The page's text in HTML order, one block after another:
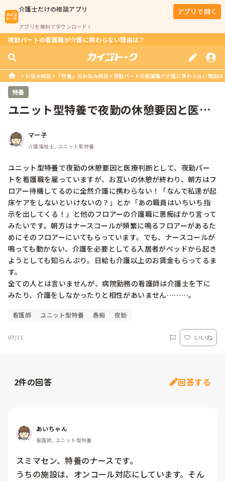
介護士だけの相談アプリ
アプリを無料でダウンロード！
アプリで開く
夜勤パートの看護職が介護に携わらない理由は？
お悩み相談 「特養」のお悩み相談 夜勤パートの看護職が介護に携わらない理由は
特養
ユニット型特養で夜勤の休憩要因と医療
マー子
介護福祉士, ユニット型特養
ユニット型特養で夜勤の休憩要因と医療判断として、夜勤パー
トを看護職を雇っていますが、お互いの休憩が終わり、朝方はフ
ロアー待機してるのに全然介護に携わらない！「なんで私達が起
床ケアをしないといけないの？」とか「あの職員はいちいち指
示を出してくる！」と他のフロアーの介護職に愚痴ばかり言って
みたいです。朝方はナースコールが頻繁に鳴るフロアーがあるた
めにそのフロアーにいてもらっています。でも、ナースコールが
鳴っても動かない、介護を必要としてる入居者がベッドから起き
ようとしても知らんぷり。日給も介護以上のお賃金もらってるま
す。
全ての人とは言いませんが、病院勤務の看護師は介護士を下に
みたり、介護をしなかったりと相性があいません………。
看護師 ユニット型特養 愚痴 夜勤
07/11 いいね
2件の回答 回答する
あいちゃん
看護師, ユニット型特養
スミマセン、特養のナースです。
うちの施設は、オンコール対応にしています。そん